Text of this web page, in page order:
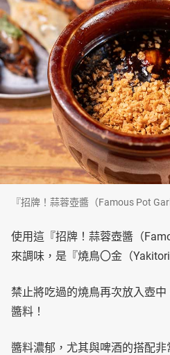
『招牌！蒜蓉壺醬（Famous Pot
使用這『招牌！蒜蓉壺醬（
來調味，是『燒鳥〇金（
禁止將吃過的燒鳥再次放入壺
醬料！
醬料濃郁，尤其與啤酒的搭配